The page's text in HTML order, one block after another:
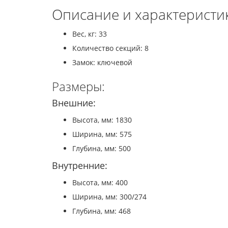
Описание и
Вес, кг: 33
Количество секций: 8
Замок: ключевой
Размеры:
Внешние:
Высота, мм: 1830
Ширина, мм: 575
Глубина, мм: 500
Внутренние:
Высота, мм: 400
Ширина, мм: 300/274
Глубина, мм: 468